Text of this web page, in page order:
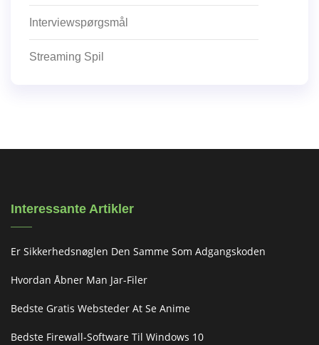
Interviewspørgsmål
Streaming Spil
Interessante Artikler
Er Sikkerhedsnøglen Den Samme Som Adgangskoden
Hvordan Åbner Man Jar-Filer
Bedste Gratis Websteder At Se Anime
Bedste Firewall-Software Til Windows 10